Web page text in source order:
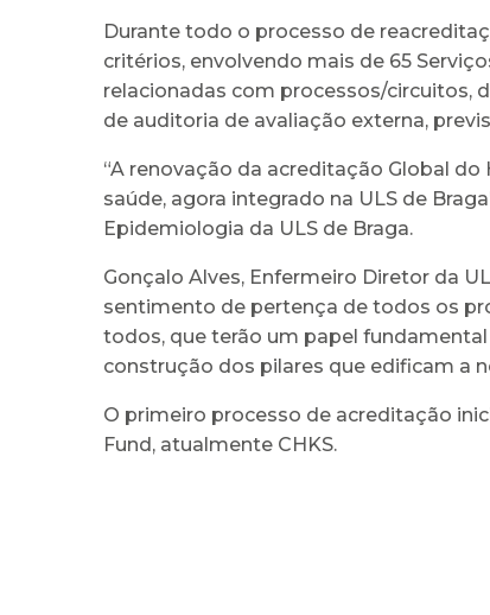
Durante todo o processo de
critérios, envolvendo mais de 65
relacionadas com processos/circuitos,
de auditoria de avaliação externa,
“A renovação da acreditação Global
saúde, agora integrado na ULS de
Epidemiologia da ULS de Braga.
Gonçalo Alves, Enfermeiro Diretor da
sentimento de pertença de todos os
todos, que terão um papel
construção dos pilares que edificam a
O primeiro processo de acreditação
Fund, atualmente CHKS.